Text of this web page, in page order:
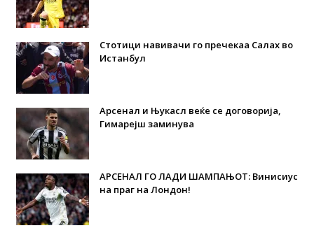
Стотици навивачи го пречекаа Салах во
Истанбул
Арсенал и Њукасл веќе се договорија,
Гимарејш заминува
АРСЕНАЛ ГО ЛАДИ ШАМПАЊОТ: Винисиус
на праг на Лондон!